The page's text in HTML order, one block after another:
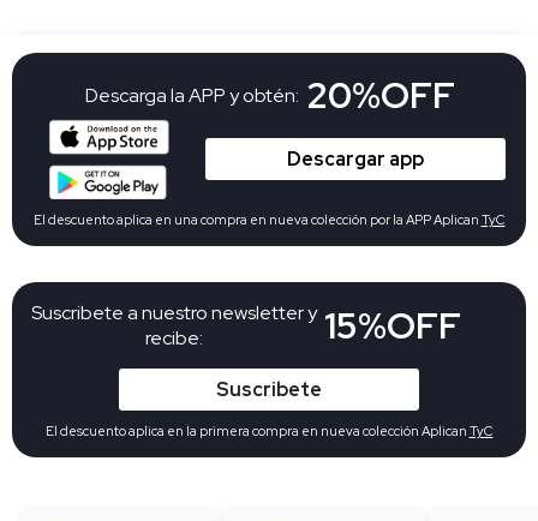
Suscribete a nuestro newsletter y
recibe:
15%OFF
Suscribete
El descuento aplica en la primera compra en nueva colección Aplican TyC
Descarga la APP y obtén: 20%OFF
Descargar app
El descuento aplica en una compra en nueva colección por la APP Aplican TyC